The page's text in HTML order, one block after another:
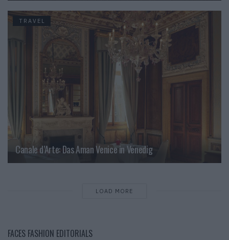
TRAVEL
Canale d’Arte: Das Aman Venice in Venedig
LOAD MORE
FACES FASHION EDITORIALS